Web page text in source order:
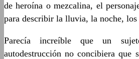
de heroína o mezcalina, el
para describir la lluvia, la noche, los
Parecía increíble que un
autodestrucción no concibiera que